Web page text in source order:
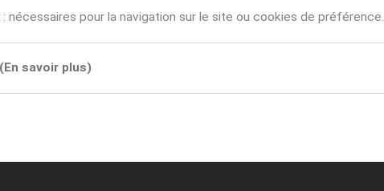
nécessaires pour la navigation sur le site ou cookies de préférence.
savoir plus)